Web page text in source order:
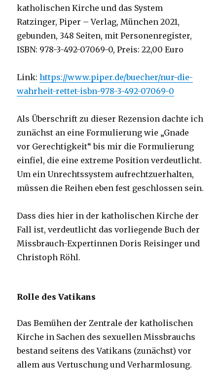
katholischen Kirche und das System
Ratzinger, Piper – Verlag, München 2021,
gebunden, 348 Seiten, mit Personenregister,
ISBN: 978-3-492-07069-0, Preis: 22,00 Euro
Link:https://www.piper.de/buecher/nur-die-
wahrheit-rettet-isbn-978-3-492-07069-0
Als Überschrift zu dieser Rezension dachte ich
zunächst an eine Formulierung wie „Gnade
vor Gerechtigkeit“ bis mir die Formulierung
einfiel, die eine extreme Position verdeutlicht.
Um ein Unrechtssystem aufrechtzuerhalten,
müssen die Reihen eben fest geschlossen sein.
Dass dies hier in der katholischen Kirche der
Fall ist, verdeutlicht das vorliegende Buch der
Missbrauch-Expertinnen Doris Reisinger und
Christoph Röhl.
Rolle des Vatikans
Das Bemühen der Zentrale der katholischen
Kirche in Sachen des sexuellen Missbrauchs
bestand seitens des Vatikans (zunächst) vor
allem aus Vertuschung und Verharmlosung.